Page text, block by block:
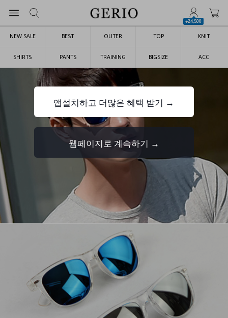
+24,500
NEW SALE BEST OUTER TOP KNIT
SHIRTS PANTS TRAINING BIGSIZE ACC
앱설치하고 더많은 혜택 받기 →
웹페이지로 계속하기 →